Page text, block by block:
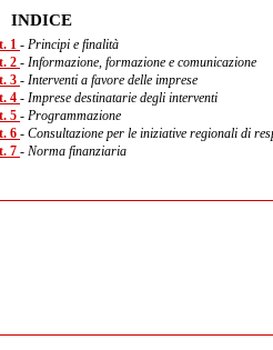
INDICE
1 - Principi e finalità
2 - Informazione, formazione e comunicazione
3 - Interventi a favore delle imprese
4 - Imprese destinatarie degli interventi
5 - Programmazione
6 - Consultazione per le iniziative regionali di
7 - Norma finanziaria